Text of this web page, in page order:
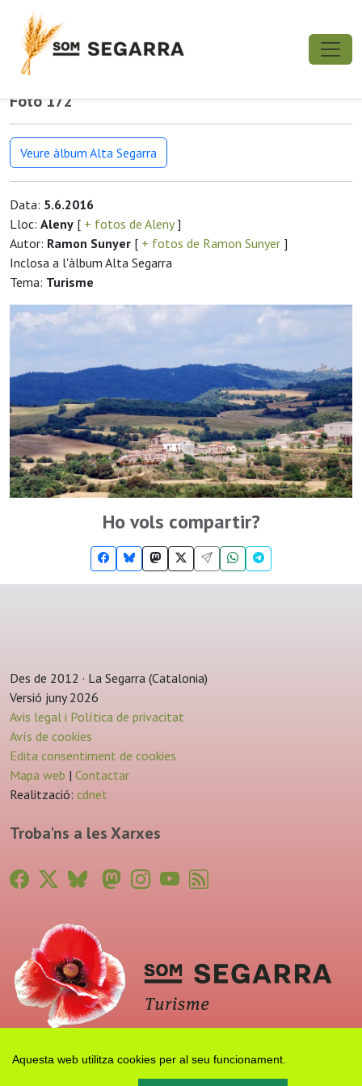
Aquesta web utilitza cookies per al seu funcionament.
Foto 172
Veure àlbum Alta Segarra
Data: 5.6.2016
Lloc: Aleny [ + fotos de Aleny]
Autor: Ramon Sunyer [ + fotos de Ramon Sunyer ]
Inclosa a l'àlbum Alta Segarra
Tema: Turisme
Ho vols compartir?
Des de 2012 · La Segarra (Catalonia)
Versió juny 2026
Avis legal i Política de privacitat
Avís de cookies
Edita consentiment de cookies
Mapa web | Contactar
Realització: cdnet
Troba'ns a les Xarxes